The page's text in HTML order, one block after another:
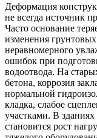
Деформация
не всегда источник
Часто основание
изменения
неравномерного
ошибок при
водоотвода. На
бетона, коррозия
нормальной
кладка, слабое
участками. В
становится рост